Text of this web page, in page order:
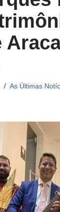
As Últimas